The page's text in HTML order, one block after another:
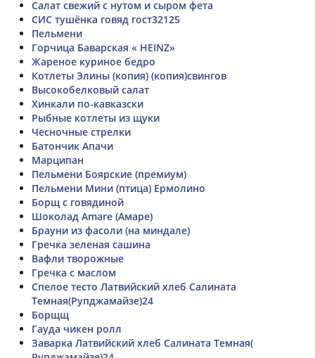
Салат свежий с нутом и сыром фета
СИС тушёнка говяд гост32125
Пельмени
Горчица Баварская « HEINZ»
Жареное куриное бедро
Котлеты Элины (копия) (копия)свингов
Высокобелковый салат
Хинкали по-кавказски
Рыбные котлеты из щуки
Чесночные стрелки
Батончик Апачи
Марципан
Пельмени Боярские (премиум)
Пельмени Мини (птица) Ермолино
Борщ с говядиной
Шоколад Amare (Амаре)
Брауни из фасоли (на миндале)
Гречка зеленая сашина
Вафли творожные
Гречка с маслом
Спелое тесто Латвийский хлеб Салината
Темная(Рупджамайзе)24
Борщщ
Гауда чикен ролл
Заварка Латвийский хлеб Салината Темная(